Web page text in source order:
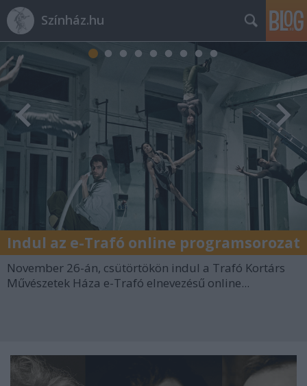
Színház.hu
Indul az e-Trafó online programsorozat
November 26-án, csütörtökön indul a Trafó Kortárs
Művészetek Háza e-Trafó elnevezésű online...